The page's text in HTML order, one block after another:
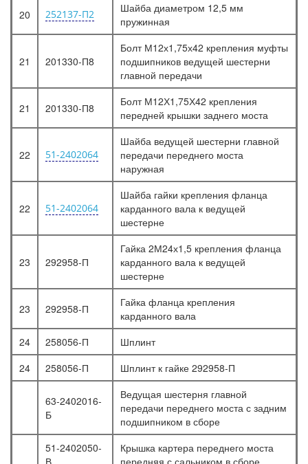
20 252137-П2
Шайба диаметром 12,5 мм
пружинная
21 201330-П8
Болт М12х1,75х42 крепления муфты
подшипников ведущей шестерни
главной передачи
21 201330-П8
Болт М12Х1,75Х42 крепления
передней крышки заднего моста
22 51-2402064
Шайба ведущей шестерни главной
передачи переднего моста
наружная
22 51-2402064
Шайба гайки крепления фланца
карданного вала к ведущей
шестерне
23 292958-П
Гайка 2М24х1,5 крепления фланца
карданного вала к ведущей
шестерне
23 292958-П
Гайка фланца крепления
карданного вала
24
258056-П
Шплинт
24
258056-П Шплинт к гайке 292958-П
63-2402016-
Б
Ведущая шестерня главной
передачи переднего моста с задним
подшипником в сборе
51-2402050-
Крышка картера переднего моста